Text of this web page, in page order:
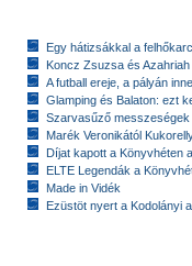
Egy hátizsákkal a
Koncz Zsuzsa és
A futball ereje, a pályán
Glamping és Balaton: ezt
Szarvasűző messzeségek
Marék Veronikától
Díjat kapott a Könyvhéten
ELTE Legendák a
Made in Vidék
Ezüstöt nyert a Kodolányi